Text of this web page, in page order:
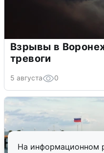
На информационном
Взрывы в
тревоги
5 августа 0